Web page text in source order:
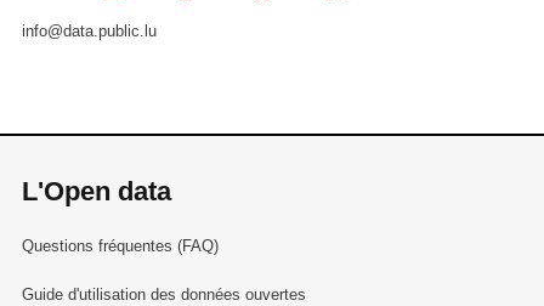
info@data.public.lu
L'Open data
Questions fréquentes (FAQ)
Guide d'utilisation des données ouvertes